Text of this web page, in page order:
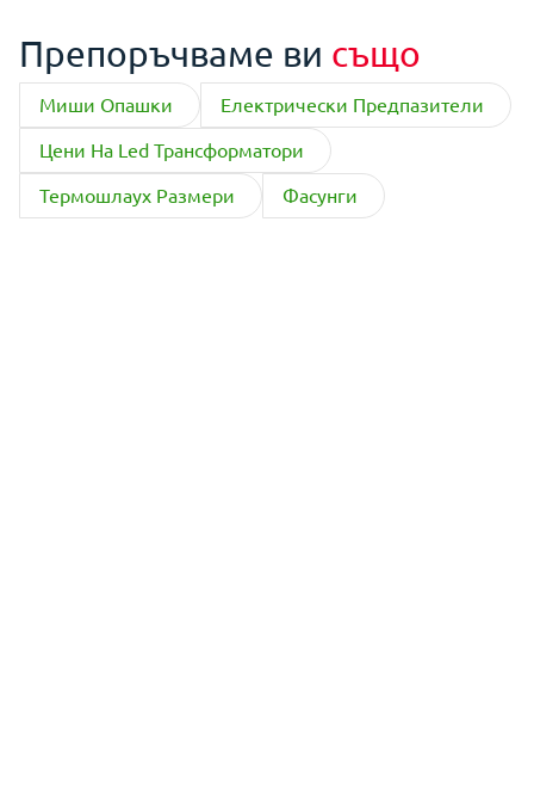
Препоръчваме ви също
Миши Опашки
Електрически Предпазители
Цени На Led Трансформатори
Термошлаух Размери
Фасунги